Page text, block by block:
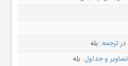
ترجمه: بله
و جداول: بله